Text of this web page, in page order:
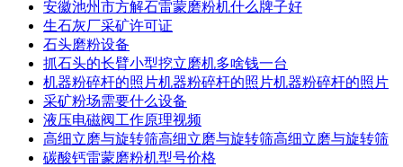
安徽池州市方解石雷蒙磨粉机什么牌子好
生石灰厂采矿许可证
石头磨粉设备
抓石头的长臂小型挖立磨机多啥钱一台
机器粉碎杆的照片机器粉碎杆的照片机器粉碎杆的照片
采矿粉场需要什么设备
液压电磁阀工作原理视频
高细立磨与旋转筛高细立磨与旋转筛高细立磨与旋转筛
碳酸钙雷蒙磨粉机型号价格